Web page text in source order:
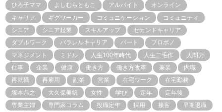
ひろ子ママ
よしむらともこ アルバイト
オンライン
キャリア
ギグワーカー コミュニケーション
コミュニティ
シニア
シニア起業 スキルアップ
セカンドキャリア
ダブルワーク
パラレルキャリア パート
プロボノ
マネジメント
ミドル 人生100年時代 人生二毛作
人間力
仕事
企業 健康 働き方 働き方改革 兼業
内職
再就職
再雇用 副業 営業 在宅ワーク
在宅勤務
塚本恭之
大久保美帆 女性 学び 定年
定年後
専業主婦
専門家コラム 役職定年 採用 接客
早期退職